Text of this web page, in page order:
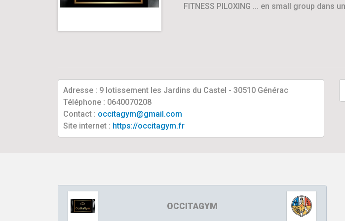
FITNESS PILOXING ... en small group dans
Adresse : 9 lotissement les Jardins du Castel - 30510 Générac
Téléphone : 0640070208
Contact : occitagym@gmail.com
Site internet : https://occitagym.fr
OCCITAGYM